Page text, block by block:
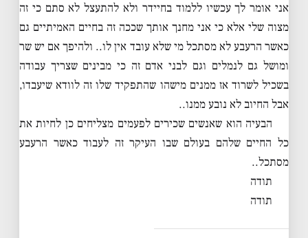
אני אומר לך עכשיו ללמוד בחיידר ולא להתעצל לא סתם כי זה
מצוה שלי אלא כי אני מחנך אותך שככה זה בחיים האמיתיים גם
כאשר הרעבע לא מסתכל מי שלא עובד אין לו.. ולהיפך אם יש שר
ומושל גם לנמלים וגם לבני אדם זה כי מבינים שצריך עבודה
בשכיל לשרוד אז ממנים מישהו שהתפקיד שלו זה לוודא שיעבדו,
אבל החיוב לא נובע ממנו..
הבעיה הוא שאנשים שכירים לפעמים מצליחים כן לחיות את
כל החיים שלהם בעולם שבו העיקר זה לעבוד כאשר הרעבע
מסתכל..
תודה
תודה